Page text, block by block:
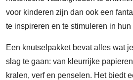
voor kinderen zijn dan ook een
te inspireren en te stimuleren in
Een knutselpakket bevat alles wat
slag te gaan: van kleurrijke
kralen, verf en penselen. Het biedt